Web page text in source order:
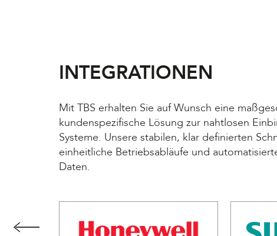
INTEGRATIONEN
Mit TBS erhalten Sie auf Wunsch eine
kundenspezifische Lösung zur nahtlosen
Systeme. Unsere stabilen, klar definierten
einheitliche Betriebsabläufe und
Daten.